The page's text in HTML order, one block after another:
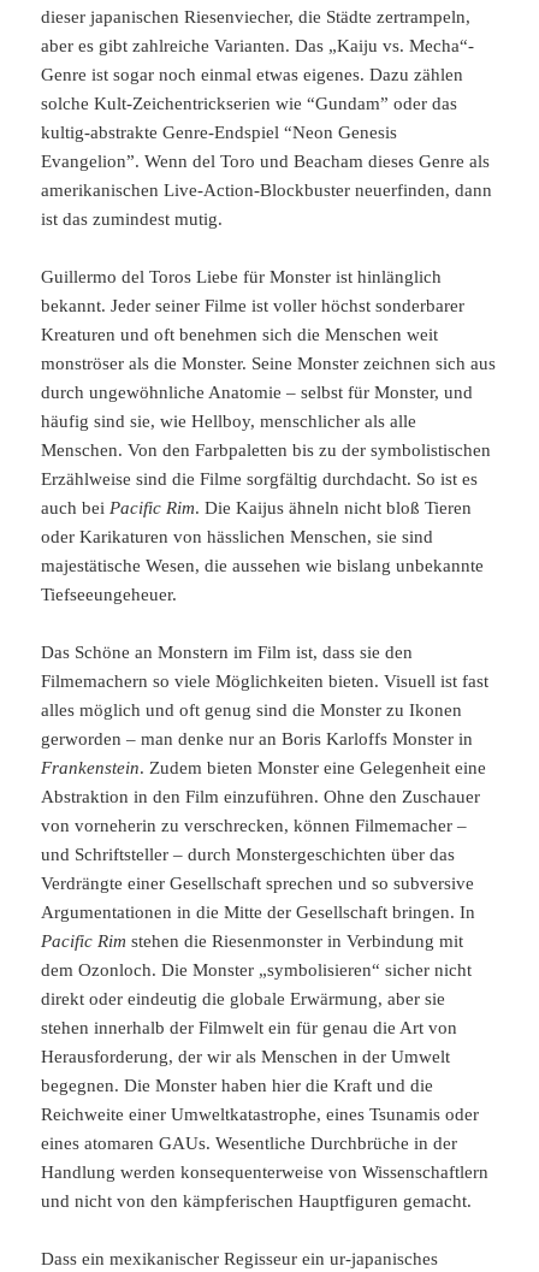
dieser japanischen Riesenviecher, die Städte zertrampeln,
aber es gibt zahlreiche Varianten. Das „Kaiju vs. Mecha“-
Genre ist sogar noch einmal etwas eigenes. Dazu zählen
solche Kult-Zeichentrickserien wie “Gundam” oder das
kultig-abstrakte Genre-Endspiel “Neon Genesis
Evangelion”. Wenn del Toro und Beacham dieses Genre als
amerikanischen Live-Action-Blockbuster neuerfinden, dann
ist das zumindest mutig.
Guillermo del Toros Liebe für Monster ist hinlänglich
bekannt. Jeder seiner Filme ist voller höchst sonderbarer
Kreaturen und oft benehmen sich die Menschen weit
monströser als die Monster. Seine Monster zeichnen sich aus
durch ungewöhnliche Anatomie – selbst für Monster, und
häufig sind sie, wie Hellboy, menschlicher als alle
Menschen. Von den Farbpaletten bis zu der symbolistischen
Erzählweise sind die Filme sorgfältig durchdacht. So ist es
auch beiPacific Rim. Die Kaijus ähneln nicht bloß Tieren
oder Karikaturen von hässlichen Menschen, sie sind
majestätische Wesen, die aussehen wie bislang unbekannte
Tiefseeungeheuer.
Das Schöne an Monstern im Film ist, dass sie den
Filmemachern so viele Möglichkeiten bieten. Visuell ist fast
alles möglich und oft genug sind die Monster zu Ikonen
gerworden – man denke nur an Boris Karloffs Monster in
Frankenstein. Zudem bieten Monster eine Gelegenheit eine
Abstraktion in den Film einzuführen. Ohne den Zuschauer
von vorneherin zu verschrecken, können Filmemacher –
und Schriftsteller – durch Monstergeschichten über das
Verdrängte einer Gesellschaft sprechen und so subversive
Argumentationen in die Mitte der Gesellschaft bringen. In
Pacific Rim stehen die Riesenmonster in Verbindung mit
dem Ozonloch. Die Monster „symbolisieren“ sicher nicht
direkt oder eindeutig die globale Erwärmung, aber sie
stehen innerhalb der Filmwelt ein für genau die Art von
Herausforderung, der wir als Menschen in der Umwelt
begegnen. Die Monster haben hier die Kraft und die
Reichweite einer Umweltkatastrophe, eines Tsunamis oder
eines atomaren GAUs. Wesentliche Durchbrüche in der
Handlung werden konsequenterweise von Wissenschaftlern
und nicht von den kämpferischen Hauptfiguren gemacht.
Dass ein mexikanischer Regisseur ein ur-japanisches